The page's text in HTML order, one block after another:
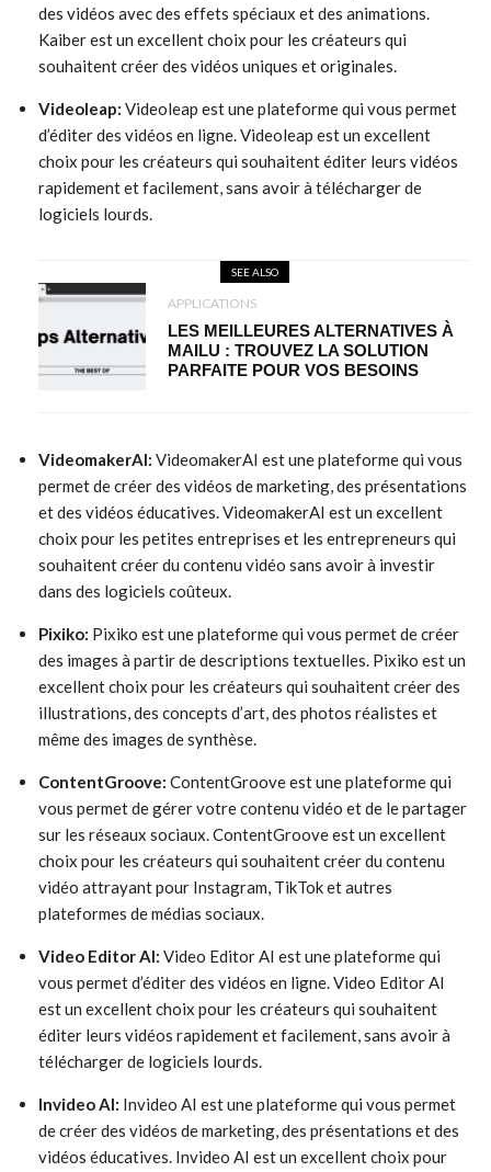
des vidéos avec des effets spéciaux et des animations.
Kaiber est un excellent choix pour les créateurs qui
souhaitent créer des vidéos uniques et originales.
Videoleap: Videoleap est une plateforme qui vous permet
d’éditer des vidéos en ligne. Videoleap est un excellent
choix pour les créateurs qui souhaitent éditer leurs vidéos
rapidement et facilement, sans avoir à télécharger de
logiciels lourds.
SEE ALSO
APPLICATIONS
LES MEILLEURES ALTERNATIVES À
MAILU : TROUVEZ LA SOLUTION
PARFAITE POUR VOS BESOINS
VideomakerAI: VideomakerAI est une plateforme qui vous
permet de créer des vidéos de marketing, des présentations
et des vidéos éducatives. VideomakerAI est un excellent
choix pour les petites entreprises et les entrepreneurs qui
souhaitent créer du contenu vidéo sans avoir à investir
dans des logiciels coûteux.
Pixiko: Pixiko est une plateforme qui vous permet de créer
des images à partir de descriptions textuelles. Pixiko est un
excellent choix pour les créateurs qui souhaitent créer des
illustrations, des concepts d’art, des photos réalistes et
même des images de synthèse.
ContentGroove: ContentGroove est une plateforme qui
vous permet de gérer votre contenu vidéo et de le partager
sur les réseaux sociaux. ContentGroove est un excellent
choix pour les créateurs qui souhaitent créer du contenu
vidéo attrayant pour Instagram, TikTok et autres
plateformes de médias sociaux.
Video Editor AI: Video Editor AI est une plateforme qui
vous permet d’éditer des vidéos en ligne. Video Editor AI
est un excellent choix pour les créateurs qui souhaitent
éditer leurs vidéos rapidement et facilement, sans avoir à
télécharger de logiciels lourds.
Invideo AI: Invideo AI est une plateforme qui vous permet
de créer des vidéos de marketing, des présentations et des
vidéos éducatives. Invideo AI est un excellent choix pour